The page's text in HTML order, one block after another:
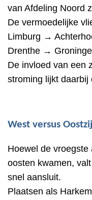
van Afdeling Noord
De vermoedelijke
Limburg →
Drenthe →
De invloed van een
stroming lijkt daarbij
West versus
Hoewel de
oosten kwamen,
snel aansluit.
Plaatsen als